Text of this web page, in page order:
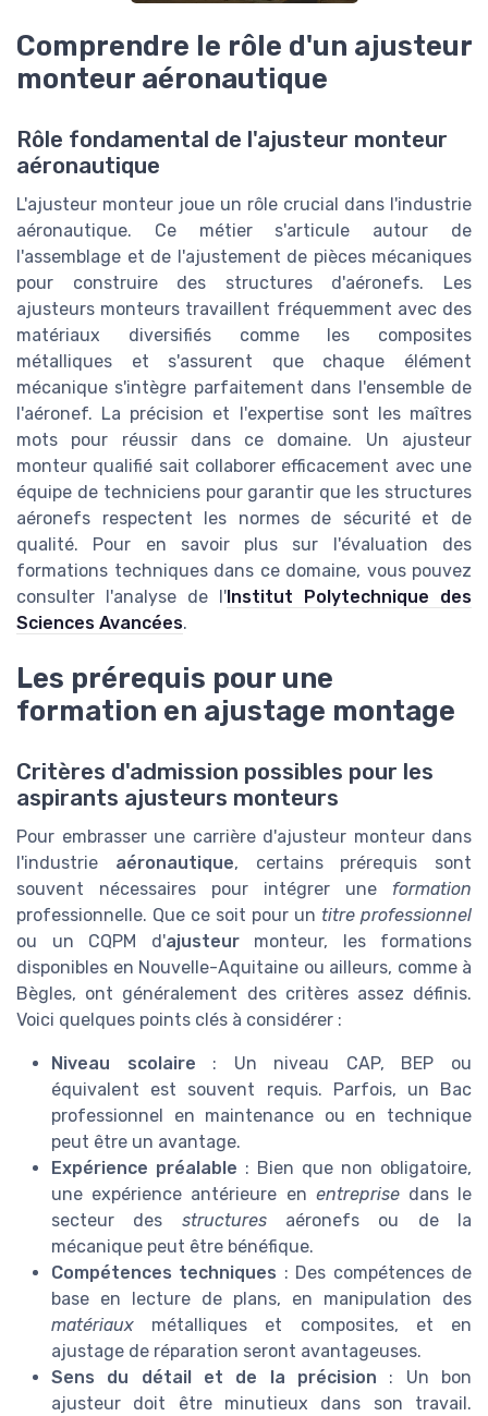
Comprendre le rôle d'un ajusteur
monteur aéronautique
Rôle fondamental de l'ajusteur monteur
aéronautique
L'ajusteur monteur joue un rôle crucial dans l'industrie
aéronautique. Ce métier s'articule autour de
l'assemblage et de l'ajustement de pièces mécaniques
pour construire des structures d'aéronefs. Les
ajusteurs monteurs travaillent fréquemment avec des
matériaux diversifiés comme les composites
métalliques et s'assurent que chaque élément
mécanique s'intègre parfaitement dans l'ensemble de
l'aéronef. La précision et l'expertise sont les maîtres
mots pour réussir dans ce domaine. Un ajusteur
monteur qualifié sait collaborer efficacement avec une
équipe de techniciens pour garantir que les structures
aéronefs respectent les normes de sécurité et de
qualité. Pour en savoir plus sur l'évaluation des
formations techniques dans ce domaine, vous pouvez
consulter l'analyse de l' Institut Polytechnique des
Sciences Avancées.
Les prérequis pour une
formation en ajustage montage
Critères d'admission possibles pour les
aspirants ajusteurs monteurs
Pour embrasser une carrière d'ajusteur monteur dans
l'industrie aéronautique, certains prérequis sont
souvent nécessaires pour intégrer une formation
professionnelle. Que ce soit pour un titre professionnel
ou un CQPM d'ajusteurmonteur, les formations
disponibles en Nouvelle-Aquitaine ou ailleurs, comme à
Bègles, ont généralement des critères assez définis.
Voici quelques points clés à considérer :
Niveau scolaire : Un niveau CAP, BEP ou
équivalent est souvent requis. Parfois, un Bac
professionnel en maintenance ou en technique
peut être un avantage.
Expérience préalable : Bien que non obligatoire,
une expérience antérieure en entreprisedans le
secteur des structuresaéronefs ou de la
mécanique peut être bénéfique.
Compétences techniques : Des compétences de
base en lecture de plans, en manipulation des
matériaux métalliques et composites, et en
ajustage de réparation seront avantageuses.
Sens du détail et de la précision : Un bon
ajusteur doit être minutieux dans son travail.